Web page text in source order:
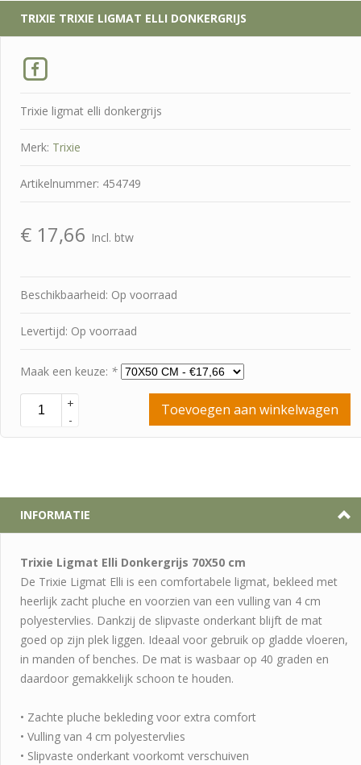
TRIXIE TRIXIE LIGMAT ELLI DONKERGRIJS
Trixie ligmat elli donkergrijs
Merk: Trixie
Artikelnummer: 454749
€ 17,66 Incl. btw
Beschikbaarheid: Op voorraad
Levertijd: Op voorraad
Maak een keuze: *
+
-
Toevoegen aan winkelwagen
INFORMATIE
Trixie Ligmat Elli Donkergrijs 70X50 cm
De Trixie Ligmat Elli is een comfortabele ligmat, bekleed met
heerlijk zacht pluche en voorzien van een vulling van 4 cm
polyestervlies. Dankzij de slipvaste onderkant blijft de mat
goed op zijn plek liggen. Ideaal voor gebruik op gladde vloeren,
in manden of benches. De mat is wasbaar op 40 graden en
daardoor gemakkelijk schoon te houden.
• Zachte pluche bekleding voor extra comfort
• Vulling van 4 cm polyestervlies
• Slipvaste onderkant voorkomt verschuiven